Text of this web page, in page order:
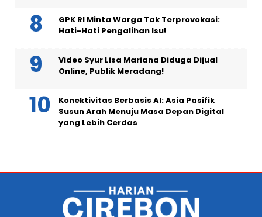
GPK RI Minta Warga Tak Terprovokasi:
Hati-Hati Pengalihan Isu!
Video Syur Lisa Mariana Diduga Dijual
Online, Publik Meradang!
Konektivitas Berbasis AI: Asia Pasifik
Susun Arah Menuju Masa Depan Digital
yang Lebih Cerdas